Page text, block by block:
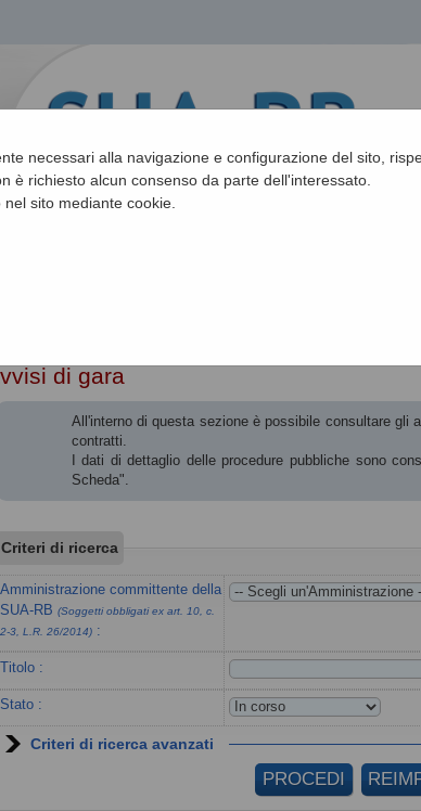
necessari alla navigazione e configurazione del sito,
è richiesto alcun consenso da parte dell'interessato.
sito mediante cookie.
di gara
All'interno di questa sezione è possibile consultare gli
contratti.
I dati di dettaglio delle procedure pubbliche sono
Scheda".
Criteri di ricerca
Amministrazione committente della
SUA-RB(Soggetti obbligati ex art. 10, c.
2-3, L.R. 26/2014) :
Titolo :
Stato :
Criteri di ricerca avanzati